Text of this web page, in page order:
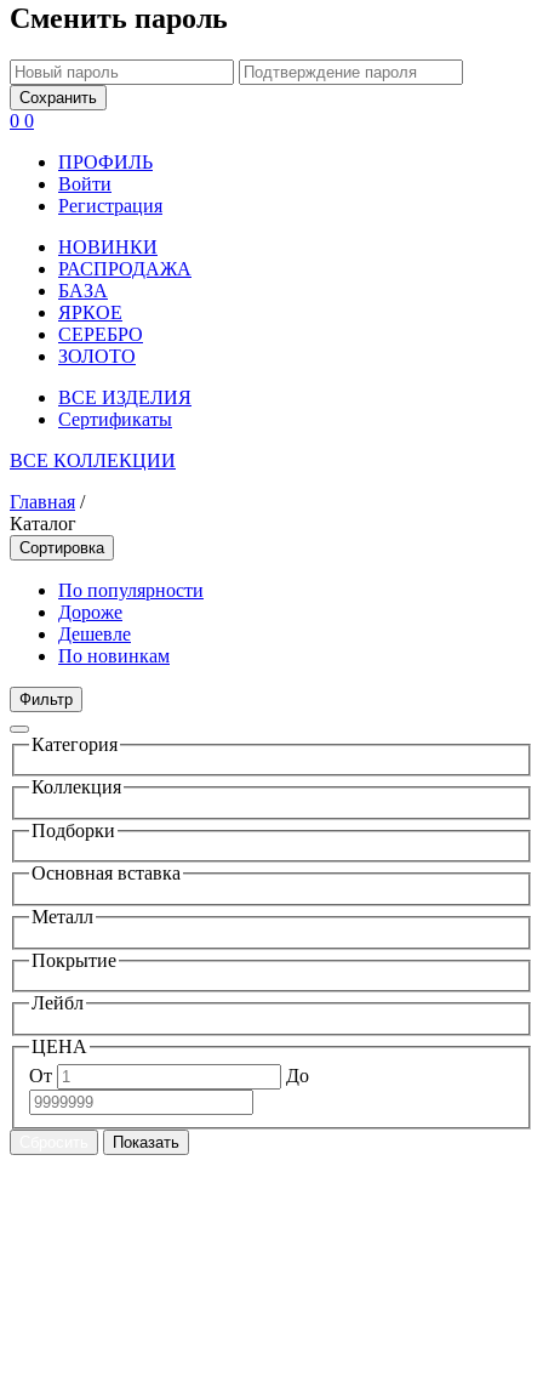
Сменить пароль
Сохранить
0 0
ПРОФИЛЬ
Войти
Регистрация
НОВИНКИ
РАСПРОДАЖА
БАЗА
ЯРКОЕ
СЕРЕБРО
ЗОЛОТО
ВСЕ ИЗДЕЛИЯ
Сертификаты
ВСЕ КОЛЛЕКЦИИ
Главная /
Каталог
Сортировка
По популярности
Дороже
Дешевле
По новинкам
Фильтр
Категория
Коллекция
Подборки
Основная вставка
Металл
Покрытие
Лейбл
ЦЕНА
От
До